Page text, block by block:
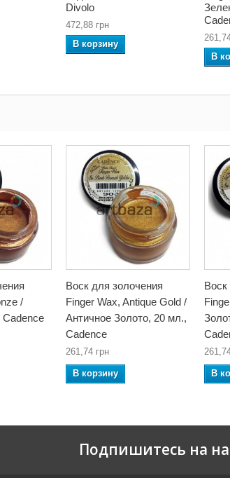
Divolo
472,88 грн
В корзину
В
/
Воск для золочения
Finger Wax, Antique Gold /
Античное Золото, 20 мл.,
Cadence
261,74 грн
В корзину
Воск
В
Подпишитесь на